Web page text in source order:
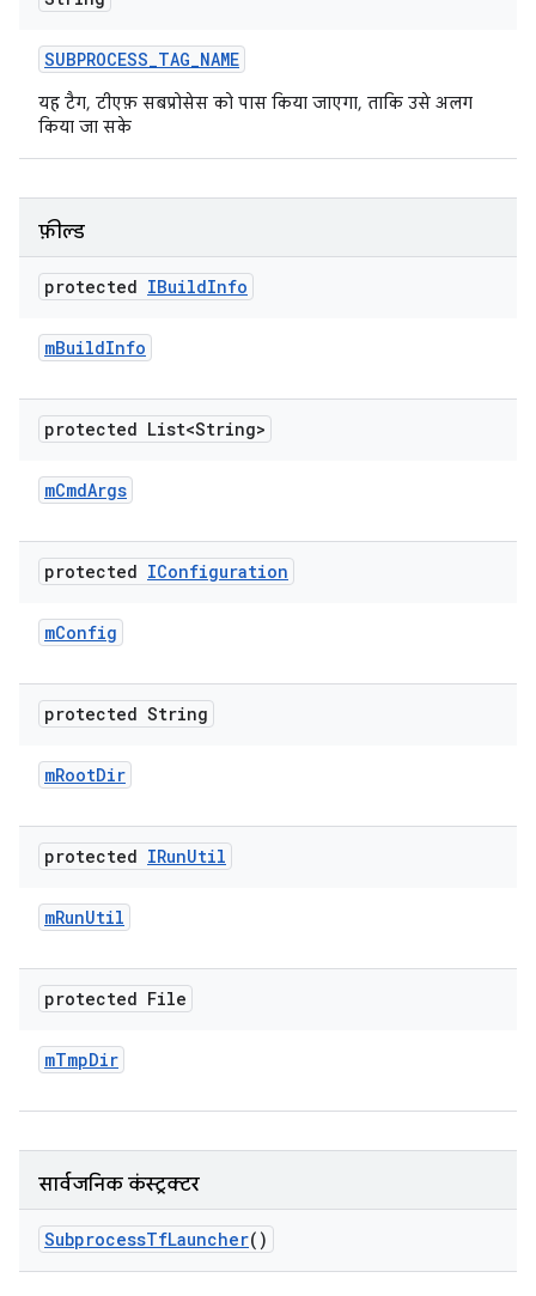
SUBPROCESS_TAG_NAME
यह टैग, टीएफ़ सबप्रोसेस को पास किया जाएगा, ताकि उसे अलग
किया जा सके
फ़ील्ड
protected IBuildInfo
mBuildInfo
protected List<String>
mCmdArgs
protected IConfiguration
mConfig
protected String
mRootDir
protected IRunUtil
mRunUtil
protected File
mTmpDir
सार्वजनिक कंस्ट्रक्टर
SubprocessTfLauncher()